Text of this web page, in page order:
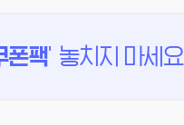
폰팩' 놓치지 마세요